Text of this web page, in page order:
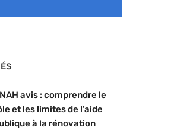
avis : comprendre le
et les limites de l’aide
à la rénovation